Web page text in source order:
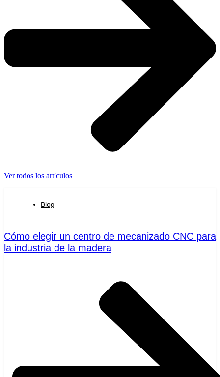
Ver todos los artículos
Blog
Cómo elegir un centro de mecanizado CNC para
la industria de la madera